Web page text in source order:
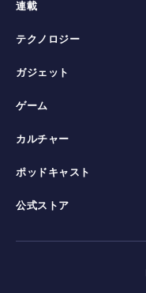
連載
テクノロジー
ガジェット
ゲーム
カルチャー
ポッドキャスト
公式ストア